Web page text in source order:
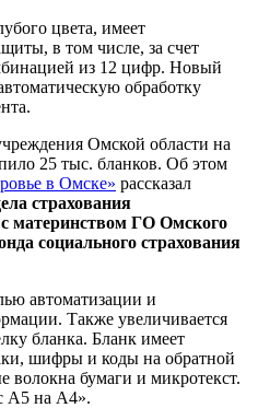
цвета, имеет
в том числе, за счет
из 12 цифр. Новый
обработку
Омской области на
25 тыс. бланков. Об этом
в Омске» рассказал
страхования
с материнством ГО Омского
социального страхования
автоматизации и
Также увеличивается
бланка. Бланк имеет
шифры и коды на обратной
волокна бумаги и микротекст.
А5 на А4».